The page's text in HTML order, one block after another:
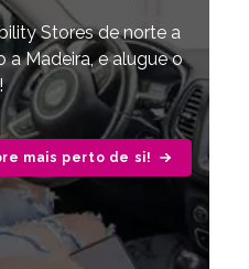
Stores de norte a
a Madeira, e alugue o
mais perto de si!